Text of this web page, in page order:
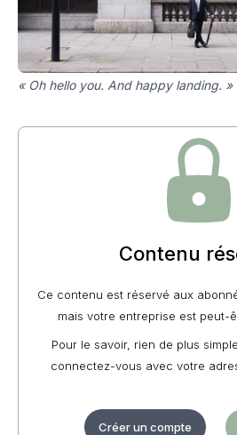
« Oh hello you. And happy landing. »
Contenu
Ce contenu est réservé aux
mais votre entreprise est peut-
Pour le savoir, rien de plus
connectez-vous avec votre
Créer un compte